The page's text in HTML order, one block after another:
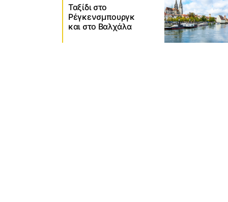
Ταξίδι στο
Ρέγκενσμπουργκ
και στο Βαλχάλα